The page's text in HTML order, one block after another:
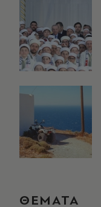
ΘΕΜΑΤΑ